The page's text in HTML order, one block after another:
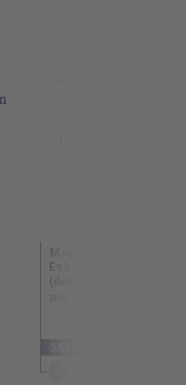
Magyarok Vasárnapja
Évkönyv 1995
(dedikált...